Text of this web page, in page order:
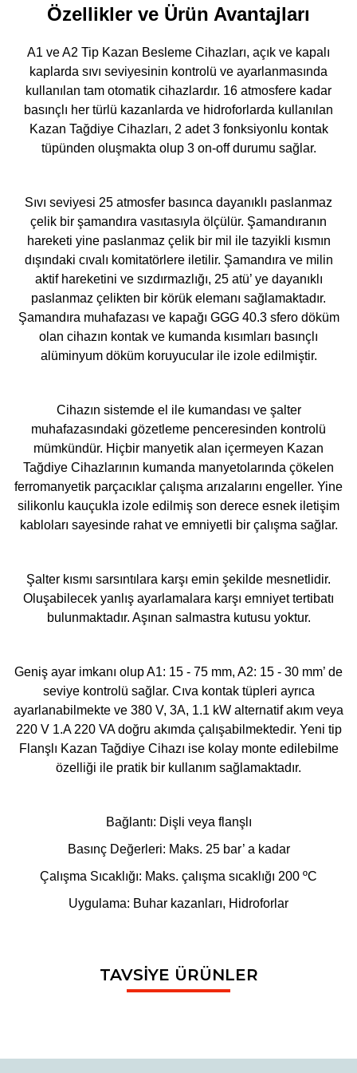
Özellikler ve Ürün Avantajları
A1 ve A2 Tip Kazan Besleme Cihazları, açık ve kapalı
kaplarda sıvı seviyesinin kontrolü ve ayarlanmasında
kullanılan tam otomatik cihazlardır. 16 atmosfere kadar
basınçlı her türlü kazanlarda ve hidroforlarda kullanılan
Kazan Tağdiye Cihazları, 2 adet 3 fonksiyonlu kontak
tüpünden oluşmakta olup 3 on-off durumu sağlar.
Sıvı seviyesi 25 atmosfer basınca dayanıklı paslanmaz
çelik bir şamandıra vasıtasıyla ölçülür. Şamandıranın
hareketi yine paslanmaz çelik bir mil ile tazyikli kısmın
dışındaki cıvalı komitatörlere iletilir. Şamandıra ve milin
aktif hareketini ve sızdırmazlığı, 25 atü’ ye dayanıklı
paslanmaz çelikten bir körük elemanı sağlamaktadır.
Şamandıra muhafazası ve kapağı GGG 40.3 sfero döküm
olan cihazın kontak ve kumanda kısımları basınçlı
alüminyum döküm koruyucular ile izole edilmiştir.
Cihazın sistemde el ile kumandası ve şalter
muhafazasındaki gözetleme penceresinden kontrolü
mümkündür. Hiçbir manyetik alan içermeyen Kazan
Tağdiye Cihazlarının kumanda manyetolarında çökelen
ferromanyetik parçacıklar çalışma arızalarını engeller. Yine
silikonlu kauçukla izole edilmiş son derece esnek iletişim
kabloları sayesinde rahat ve emniyetli bir çalışma sağlar.
Şalter kısmı sarsıntılara karşı emin şekilde mesnetlidir.
Oluşabilecek yanlış ayarlamalara karşı emniyet tertibatı
bulunmaktadır. Aşınan salmastra kutusu yoktur.
Geniş ayar imkanı olup A1: 15 - 75 mm, A2: 15 - 30 mm’ de
seviye kontrolü sağlar. Cıva kontak tüpleri ayrıca
ayarlanabilmekte ve 380 V, 3A, 1.1 kW alternatif akım veya
220 V 1.A 220 VA doğru akımda çalışabilmektedir. Yeni tip
Flanşlı Kazan Tağdiye Cihazı ise kolay monte edilebilme
özelliği ile pratik bir kullanım sağlamaktadır.
Bağlantı: Dişli veya flanşlı
Basınç Değerleri: Maks. 25 bar’ a kadar
Çalışma Sıcaklığı: Maks. çalışma sıcaklığı 200 ºC
Uygulama: Buhar kazanları, Hidroforlar
Bu ürüne ilk yorumu siz yapın!
Ürün hakkında henüz soru sorulmamış.
Bu ürünün fiyat bilgisi, resim, ürün açıklamalarında ve diğer
konularda yetersiz gördüğünüz noktaları öneri formunu
TAVSİYE ÜRÜNLER